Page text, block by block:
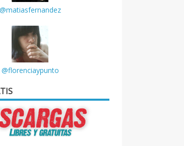
@matiasfernandez
@florenciaypunto